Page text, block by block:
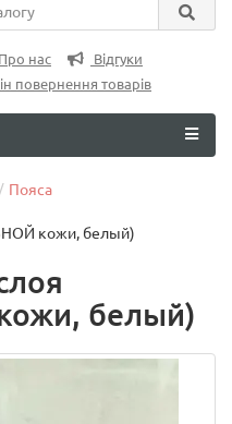
Про нас
Відгуки
повернення товарів
Пояса
кожи, белый)
белый)